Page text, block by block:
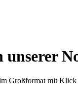
unserer
Großformat mit